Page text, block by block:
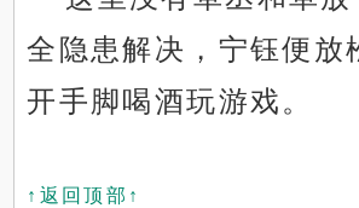
全隐患解决，宁钰便放
开手脚喝酒玩游戏。
↑返回顶部↑